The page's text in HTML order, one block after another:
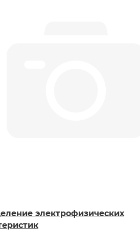
электрофизических